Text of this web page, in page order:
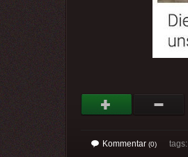
Kommentar (0)